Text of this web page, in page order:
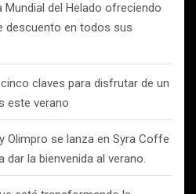
Mundial del Helado ofreciendo
descuento en todos sus
claves para disfrutar de un
este verano
Olimpro se lanza en Syra Coffe
dar la bienvenida al verano.